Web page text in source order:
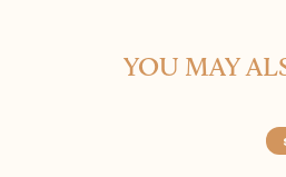
YOU MAY